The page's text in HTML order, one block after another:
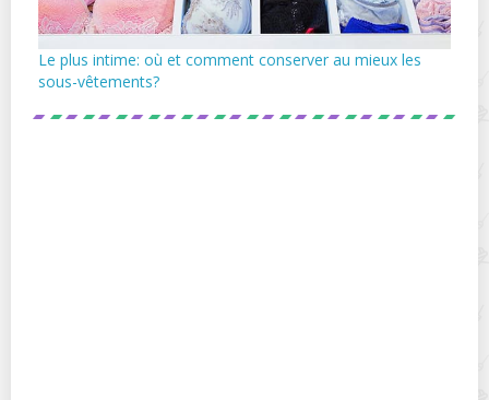
Le plus intime: où et comment conserver au mieux les
sous-vêtements?